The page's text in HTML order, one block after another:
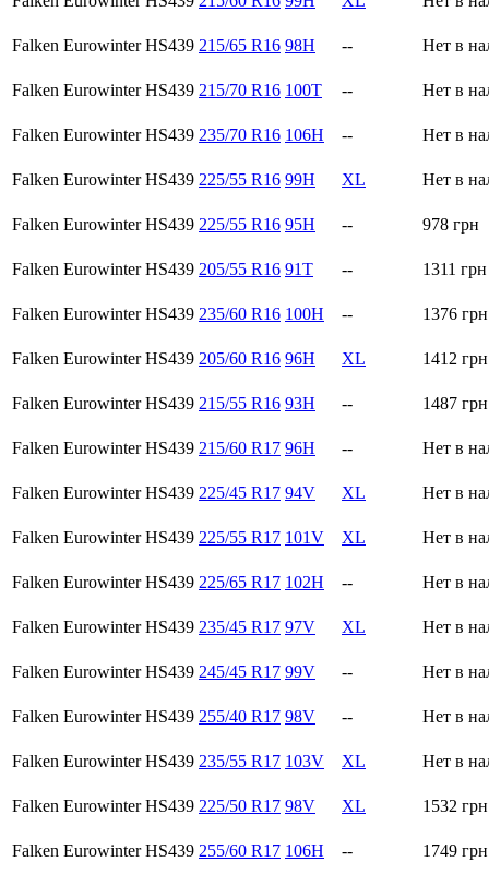
Falken Eurowinter HS439 215/65 R16 98H -- Нет в
Falken Eurowinter HS439 215/70 R16 100T -- Нет в
Falken Eurowinter HS439 235/70 R16 106H -- Нет в
Falken Eurowinter HS439 225/55 R16 99H XL Нет в
Falken Eurowinter HS439 225/55 R16 95H -- 978 грн
Falken Eurowinter HS439 205/55 R16 91T -- 1311 грн
Falken Eurowinter HS439 235/60 R16 100H -- 1376 грн
Falken Eurowinter HS439 205/60 R16 96H XL 1412 грн
Falken Eurowinter HS439 215/55 R16 93H -- 1487 грн
Falken Eurowinter HS439 215/60 R17 96H -- Нет в
Falken Eurowinter HS439 225/45 R17 94V XL Нет в
Falken Eurowinter HS439 225/55 R17 101V XL Нет в
Falken Eurowinter HS439 225/65 R17 102H -- Нет в
Falken Eurowinter HS439 235/45 R17 97V XL Нет в
Falken Eurowinter HS439 245/45 R17 99V -- Нет в
Falken Eurowinter HS439 255/40 R17 98V -- Нет в
Falken Eurowinter HS439 235/55 R17 103V XL Нет в
Falken Eurowinter HS439 225/50 R17 98V XL 1532 грн
Falken Eurowinter HS439 255/60 R17 106H -- 1749 грн